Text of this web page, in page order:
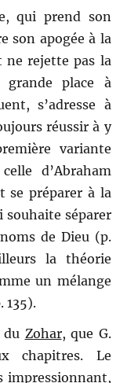
qui prend son
son apogée à la
ne rejette pas la
grande place à
s’adresse à
réussir à y
variante
d’Abraham
se préparer à la
souhaite séparer
de Dieu (p.
la théorie
un mélange
135).
du Zohar, que G.
chapitres. Le
impressionnant,